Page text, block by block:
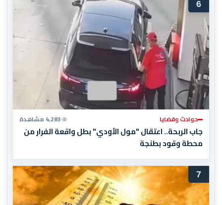
6
حوادث وقضايا 4,283 مشاهدة
جاب الربحة.. اعتقال "مول الأودي" بطل واقعة الفرار من
محطة وقود بطنجة
7